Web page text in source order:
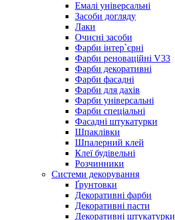
Емалі універсальні
Засоби догляду
Лаки
Очисні засоби
Фарби інтер`єрні
Фарби реноваційні V33
Фарби декоративні
Фарби фасадні
Фарби для дахів
Фарби універсальні
Фарби спеціальні
Фасадні штукатурки
Шпаклівки
Шпалерний клей
Клеї будівельні
Розчинники
Системи декорування
Ґрунтовки
Декоративні фарби
Декоративні пасти
Декоративні штукатурки